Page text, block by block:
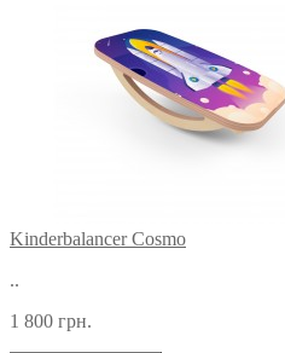
Kinderbalancer Cosmo
..
1 800 грн.